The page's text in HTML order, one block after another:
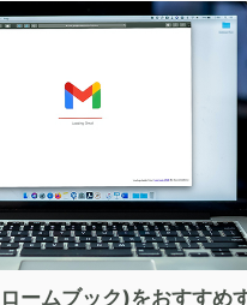
ームブック)をおすすめ